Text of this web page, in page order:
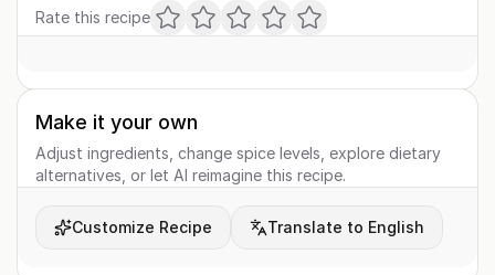
Rate this recipe
Make it your own
Adjust ingredients, change spice levels, explore dietary
alternatives, or let AI reimagine this recipe.
Customize Recipe Translate to English